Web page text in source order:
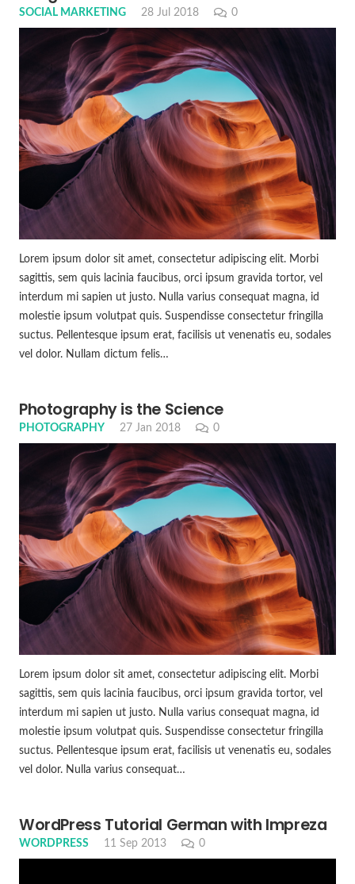
SOCIAL MARKETING 28 Jul 2018 0
Lorem ipsum dolor sit amet, consectetur adipiscing elit. Morbi
sagittis, sem quis lacinia faucibus, orci ipsum gravida tortor, vel
interdum mi sapien ut justo. Nulla varius consequat magna, id
molestie ipsum volutpat quis. Suspendisse consectetur fringilla
suctus. Pellentesque ipsum erat, facilisis ut venenatis eu, sodales
vel dolor. Nullam dictum felis…
Photography is the Science
PHOTOGRAPHY 27 Jan 2018 0
Lorem ipsum dolor sit amet, consectetur adipiscing elit. Morbi
sagittis, sem quis lacinia faucibus, orci ipsum gravida tortor, vel
interdum mi sapien ut justo. Nulla varius consequat magna, id
molestie ipsum volutpat quis. Suspendisse consectetur fringilla
suctus. Pellentesque ipsum erat, facilisis ut venenatis eu, sodales
vel dolor. Nulla varius consequat…
WordPress Tutorial German with Impreza
WORDPRESS 11 Sep 2013 0